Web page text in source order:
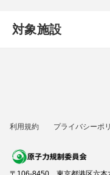
対象施設
利用規約 プライバシーポ